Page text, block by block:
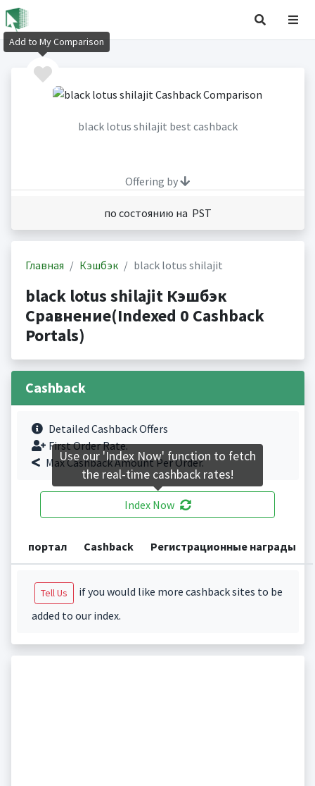
black lotus shilajit best cashback
Offering by
по состоянию на PST
Главная Кэшбэк black lotus shilajit
black lotus shilajit Кэшбэк
Сравнение(Indexed 0 Cashback
Portals)
Cashback
Detailed Cashback Offers
First Order Rate.
Max Cashback Amount Per Order.
Index Now
портал Cashback Регистрационные награды
Tell Us
if you would like more cashback sites to be
added to our index.
Add to My Comparison
Use our 'Index Now' function to fetch
the real-time cashback rates!